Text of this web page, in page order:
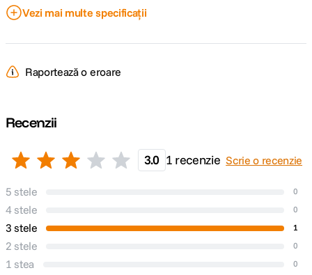
DETALII PRODUCATOR
Vezi mai multe specificații
Raportează o eroare
Recenzii
3.0 1 recenzie Scrie o recenzie
5 stele 0
4 stele 0
3 stele 1
2 stele 0
1 stea 0